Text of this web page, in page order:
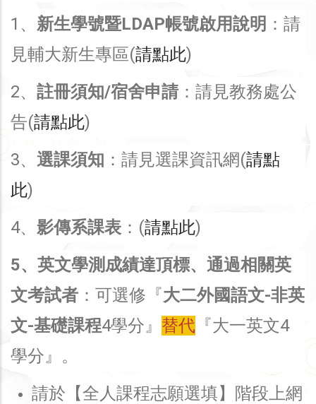
1、 新生學號暨LDAP帳號啟用說明 ：請
見輔大新生專區(請點此)
2、 註冊須知/宿舍申請：請見教務處公
告(請點此)
3、 選課須知 ：請見選課資訊網(請點
此)
4、 影傳系課表 ：(請點此)
5、英文學測成績達頂標、通過相關英
文考試者 ：可選修『大二外國語文-非英
文-基礎課程4學分』 替代 『大一英文4
學分』。
請於【全人課程志願選填】階段上網